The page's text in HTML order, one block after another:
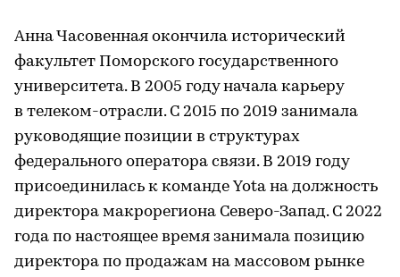
Анна Часовенная окончила исторический
факультет Поморского государственного
университета. В 2005 году начала карьеру
в телеком-отрасли. С 2015 по 2019 занимала
руководящие позиции в структурах
федерального оператора связи. В 2019 году
присоединилась к команде Yota на должность
директора макрорегиона Северо-Запад. С 2022
года по настоящее время занимала позицию
директора по продажам на массовом рынке